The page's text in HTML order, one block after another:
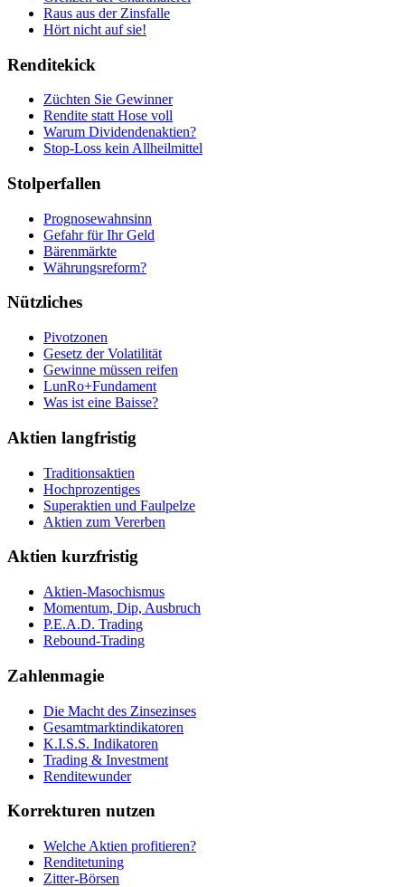
Raus aus der Zinsfalle
Hört nicht auf sie!
Renditekick
Züchten Sie Gewinner
Rendite statt Hose voll
Warum Dividendenaktien?
Stop-Loss kein Allheilmittel
Stolperfallen
Prognosewahnsinn
Gefahr für Ihr Geld
Bärenmärkte
Währungsreform?
Nützliches
Pivotzonen
Gesetz der Volatilität
Gewinne müssen reifen
LunRo+Fundament
Was ist eine Baisse?
Aktien langfristig
Traditionsaktien
Hochprozentiges
Superaktien und Faulpelze
Aktien zum Vererben
Aktien kurzfristig
Aktien-Masochismus
Momentum, Dip, Ausbruch
P.E.A.D. Trading
Rebound-Trading
Zahlenmagie
Die Macht des Zinsezinses
Gesamtmarktindikatoren
K.I.S.S. Indikatoren
Trading & Investment
Renditewunder
Korrekturen nutzen
Welche Aktien profitieren?
Renditetuning
Zitter-Börsen